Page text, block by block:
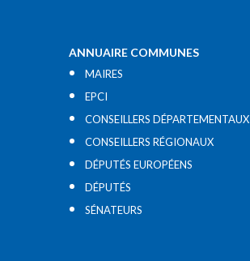
ANNUAIRE COMMUNES
MAIRES
EPCI
CONSEILLERS DÉPARTEMENTAUX
CONSEILLERS RÉGIONAUX
DÉPUTÉS EUROPÉENS
DÉPUTÉS
SÉNATEURS